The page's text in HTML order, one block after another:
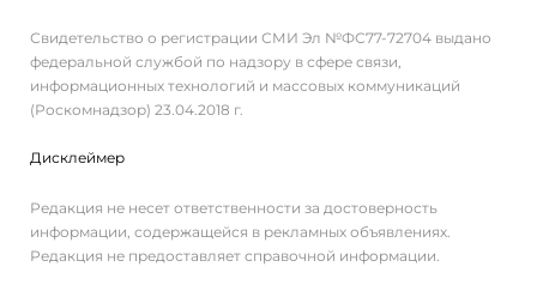
Свидетельство о регистрации СМИ Эл №ФС77-72704 выдано
федеральной службой по надзору в сфере связи,
информационных технологий и массовых коммуникаций
(Роскомнадзор) 23.04.2018 г.
Дисклеймер
Редакция не несет ответственности за достоверность
информации, содержащейся в рекламных объявлениях.
Редакция не предоставляет справочной информации.